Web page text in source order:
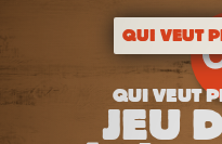
QUI VEUT
QUI VEUT
JEU